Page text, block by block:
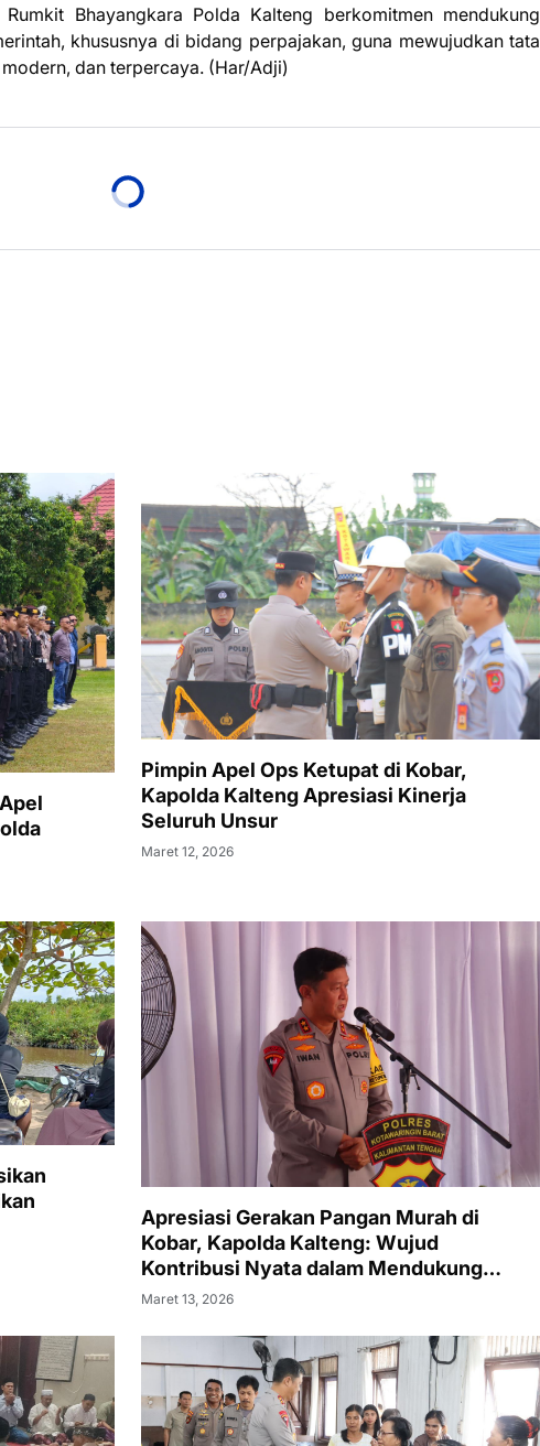
Bhayangkara Polda Kalteng berkomitmen mendukung
khususnya di bidang perpajakan, guna mewujudkan tata
dan terpercaya. (Har/Adji)
Pimpin Apel Ops Ketupat di Kobar,
Kapolda Kalteng Apresiasi Kinerja
Seluruh Unsur
Maret 12, 2026
Apresiasi Gerakan Pangan Murah di
Kobar, Kapolda Kalteng: Wujud
Kontribusi Nyata dalam Mendukung
Kesejahteraan Masyarakat
Maret 13, 2026